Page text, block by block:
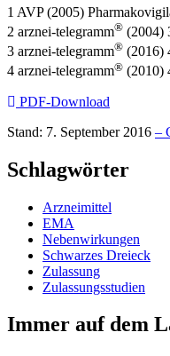
1 AVP (2005)
2 arznei-telegramm® (2004)
3 arznei-telegramm® (2016)
4 arznei-telegramm® (2010)
PDF-Download
Stand: 7. September 2016 –
Schlagwörter
Arzneimittel
EMA
Nebenwirkungen
Schwarzes Dreieck
Zulassung
Zulassungsstudien
Immer auf dem